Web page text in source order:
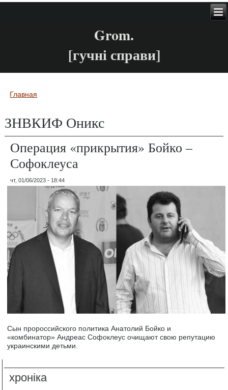
Grom.
[гучні справи]
Вы здесь
Главная
ЗНВКИФ Оникс
Операция «прикрытия» Бойко –
Софоклеуса
чт, 01/06/2023 - 18:44
Сын пророссийского политика Анатолий Бойко и
«комбинатор» Андреас Софоклеус очищают свою репутацию
украинскими детьми.
хроніка